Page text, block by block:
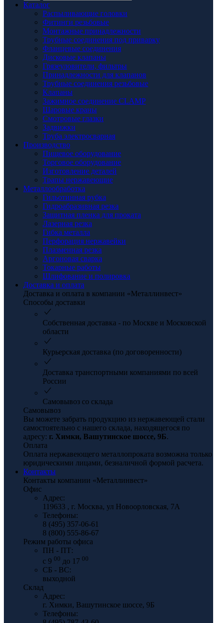
Каталог
Распыливающие головки
Фитинги резьбовые
Монтажные принадлежности
Трубные соединения под приварку
Фланцевые соединения
Дисковые клапаны
Грязеуловители, фильтры
Принадлежности для клапанов
Трубные соединения резьбовые
Клапаны
Зажимное соединение CLAMP
Шаровые краны
Смотровые глазки
Задвижки
Труба электросварная
Производство
Пищевое оборудование
Торговое оборудование
Изготовление деталей
Трапы нержавеющие
Металлообработка
Гильотинная рубка
Гидроабразивная резка
Защитная пленка для проката
Лазерная резка
Гибка металла
Перфорация нержавейки
Плазменная резка
Аргоновая сварка
Токарные работы
Шлифование и полировка
Доставка и оплата
Доставка и оплата в компании «Металлинвест»
Способы доставки
Собственная доставка - по Москве и Московской
области
Курьерская доставка (по договоренности)
Доставка транспортными компаниями по всей
России
Самовывоз со склада
Самовывоз
Вы можете забрать продукцию из нержавеющей стали
самостоятельно с нашего склада, находящегося по
адресу: г. Химки, Вашутинское шоссе, 9Б.
Оплата
Оплата нержавеющего металлопроката возможна только
юридическими лицами, безналичной формой расчета.
Контакты
Контакты компании «Металлинвест»
Офис
Адрес:
119633 , г. Москва, ул Новоорловская, 7А
Телефоны:
8 (495) 357-06-61
8 (800) 555-86-67
Режим работы офиса
ПН - ПТ:
с 9 00 до 17 00
СБ - ВС:
выходной
Склад
Адрес:
г. Химки, Вашутинское шоссе, 9Б
Телефоны: